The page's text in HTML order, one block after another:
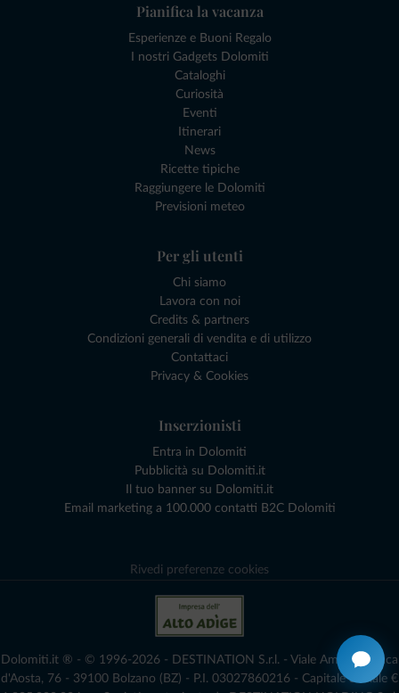
Pianifica la vacanza
Esperienze e Buoni Regalo
I nostri Gadgets Dolomiti
Cataloghi
Curiosità
Eventi
Itinerari
News
Ricette tipiche
Raggiungere le Dolomiti
Previsioni meteo
Per gli utenti
Chi siamo
Lavora con noi
Credits & partners
Condizioni generali di vendita e di utilizzo
Contattaci
Privacy & Cookies
Inserzionisti
Entra in Dolomiti
Pubblicità su Dolomiti.it
Il tuo banner su Dolomiti.it
Email marketing a 100.000 contatti B2C Dolomiti
Rivedi preferenze cookies
Dolomiti.it ® - © 1996-2026 - DESTINATION S.r.l. - Viale Amedeo Duca
d'Aosta, 76 - 39100 Bolzano (BZ) - P.I. 03027860216 - Capitale Sociale €